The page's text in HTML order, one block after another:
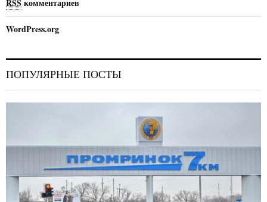
RSSкомментариев
WordPress.org
ПОПУЛЯРНЫЕ ПОСТЫ